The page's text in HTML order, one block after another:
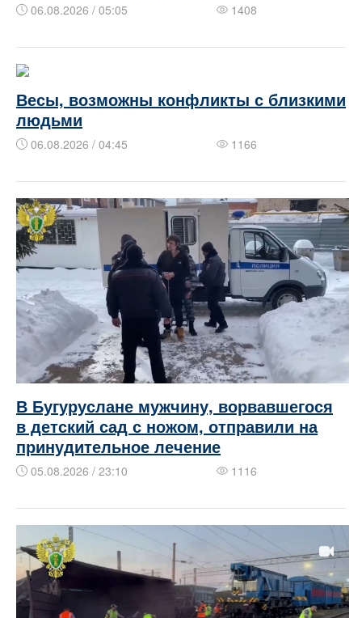
06.08.2026 / 05:05 1408
Весы, возможны конфликты с близкими
людьми
06.08.2026 / 04:45 1166
В Бугуруслане мужчину, ворвавшегося
в детский сад с ножом, отправили на
принудительное лечение
05.08.2026 / 23:10 1116